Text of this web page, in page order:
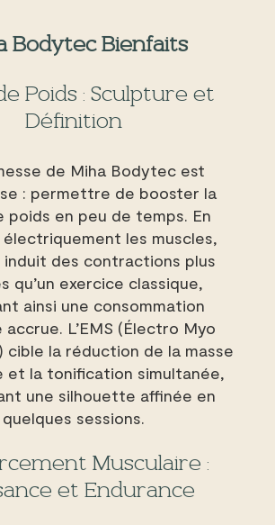
Bodytec Bienfaits
Poids : Sculpture et
Définition
de Miha Bodytec est
: permettre de booster la
poids en peu de temps. En
les muscles,
induit des contractions plus
qu’un exercice classique,
ainsi une consommation
accrue. L’EMS (Électro Myo
cible la réduction de la masse
et la tonification simultanée,
une silhouette affinée en
quelques sessions.
Musculaire :
et Endurance